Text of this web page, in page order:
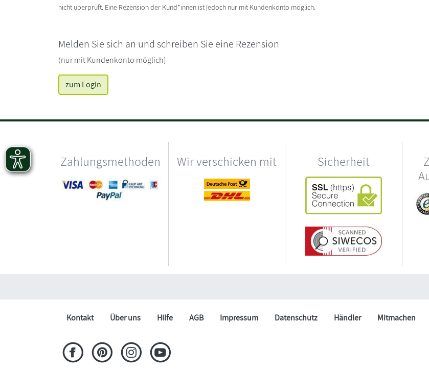
nicht überprüft. Eine Rezension der Kund*innen ist jedoch nur mit Kundenkonto möglich.
Melden Sie sich an und schreiben Sie eine Rezension
(nur mit Kundenkonto möglich)
zum Login
Zahlungsmethoden Wir verschicken mit Sicherheit
Kontakt Über uns Hilfe AGB Impressum Datenschutz Händler Mitmachen